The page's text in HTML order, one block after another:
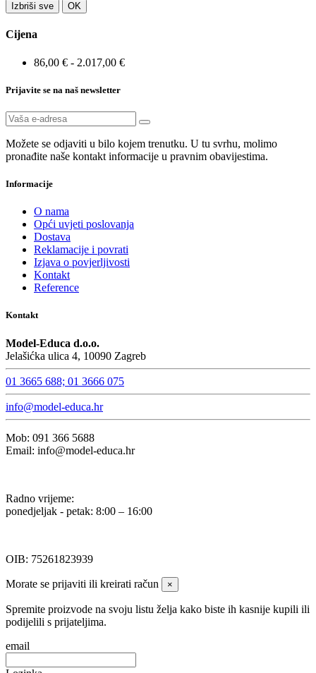
Izbriši sve
OK
Cijena
86,00 € - 2.017,00 €
Prijavite se na naš newsletter
Možete se odjaviti u bilo kojem trenutku. U tu svrhu, molimo
pronađite naše kontakt informacije u pravnim obavijestima.
Informacije
O nama
Opći uvjeti poslovanja
Dostava
Reklamacije i povrati
Izjava o povjerljivosti
Kontakt
Reference
Kontakt
Model-Educa d.o.o.
Jelašićka ulica 4, 10090 Zagreb
01 3665 688; 01 3666 075
info@model-educa.hr
Mob: 091 366 5688
Email: info@model-educa.hr
Radno vrijeme:
ponedjeljak - petak: 8:00 – 16:00
OIB: 75261823939
Morate se prijaviti ili kreirati račun ×
Spremite proizvode na svoju listu želja kako biste ih kasnije kupili ili
podijelili s prijateljima.
email